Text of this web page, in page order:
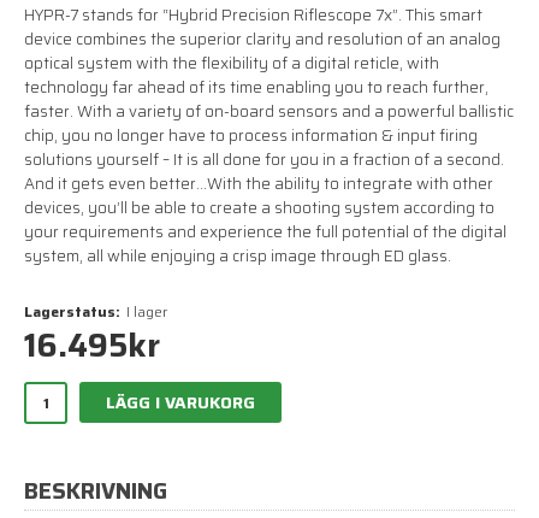
HYPR-7 stands for “Hybrid Precision Riflescope 7x”. This smart
device combines the superior clarity and resolution of an analog
optical system with the flexibility of a digital reticle, with
technology far ahead of its time enabling you to reach further,
faster. With a variety of on-board sensors and a powerful ballistic
chip, you no longer have to process information & input firing
solutions yourself – It is all done for you in a fraction of a second.
And it gets even better…With the ability to integrate with other
devices, you’ll be able to create a shooting system according to
your requirements and experience the full potential of the digital
system, all while enjoying a crisp image through ED glass.
Lagerstatus: I lager
16.495kr
LÄGG I VARUKORG
BESKRIVNING